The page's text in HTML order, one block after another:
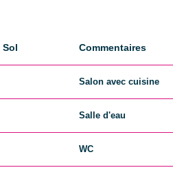
Sol Commentaires
Salon avec cuisine
Salle d'eau
WC